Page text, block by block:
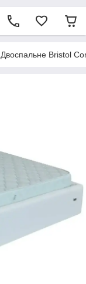
Двоспальне Bristol